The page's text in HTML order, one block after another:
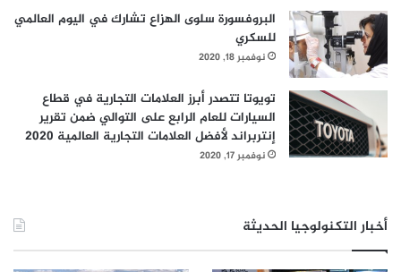
البروفسورة سلوى الهزاع تشارك في اليوم العالمي
للسكري
نوفمبر 18, 2020
تويوتا تتصدر أبرز العلامات التجارية في قطاع
السيارات للعام الرابع على التوالي ضمن تقرير
إنتربراند لأفضل العلامات التجارية العالمية 2020
نوفمبر 17, 2020
أخبار التكنولوجيا الحديثة